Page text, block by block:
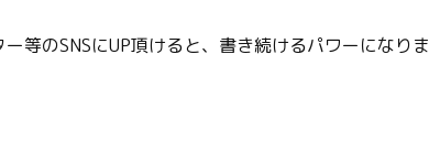
等のSNSにUP頂けると、書き続けるパワーになりま